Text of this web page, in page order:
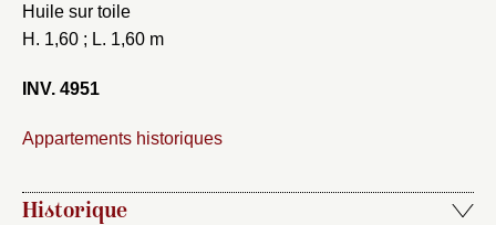
Huile sur toile
H. 1,60 ; L. 1,60 m
INV. 4951
Appartements historiques
Historique